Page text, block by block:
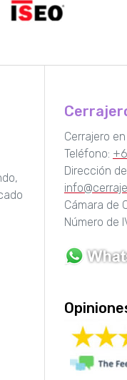
Cerrajero en
Teléfono:
Dirección
Cámara de
Número de